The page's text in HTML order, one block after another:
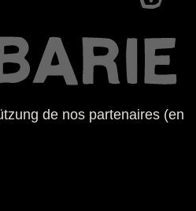
de nos partenaires (en